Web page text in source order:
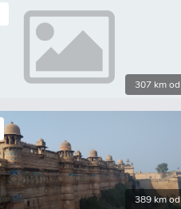
307 km od
389 km od